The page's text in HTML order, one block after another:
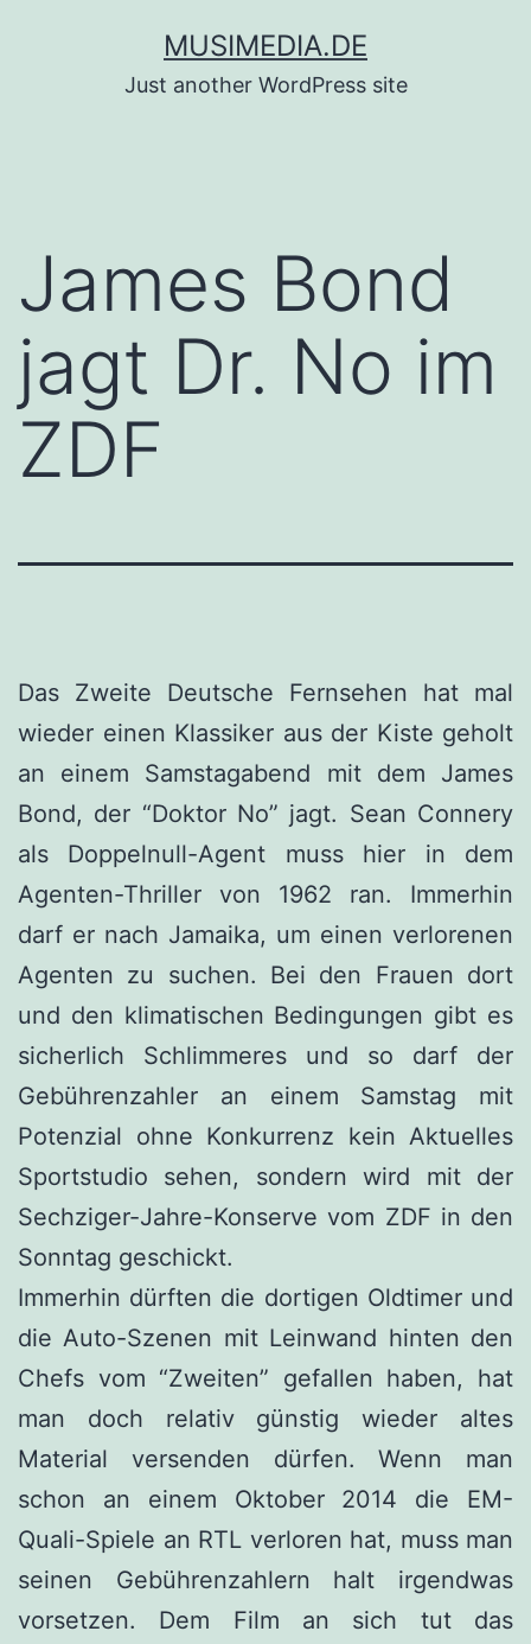
MUSIMEDIA.DE
Just another WordPress site
James Bond
jagt Dr. No im
ZDF
Das Zweite Deutsche Fernsehen hat mal
wieder einen Klassiker aus der Kiste geholt
an einem Samstagabend mit dem James
Bond, der “Doktor No” jagt. Sean Connery
als Doppelnull-Agent muss hier in dem
Agenten-Thriller von 1962 ran. Immerhin
darf er nach Jamaika, um einen verlorenen
Agenten zu suchen. Bei den Frauen dort
und den klimatischen Bedingungen gibt es
sicherlich Schlimmeres und so darf der
Gebührenzahler an einem Samstag mit
Potenzial ohne Konkurrenz kein Aktuelles
Sportstudio sehen, sondern wird mit der
Sechziger-Jahre-Konserve vom ZDF in den
Sonntag geschickt.
Immerhin dürften die dortigen Oldtimer und
die Auto-Szenen mit Leinwand hinten den
Chefs vom “Zweiten” gefallen haben, hat
man doch relativ günstig wieder altes
Material versenden dürfen. Wenn man
schon an einem Oktober 2014 die EM-
Quali-Spiele an RTL verloren hat, muss man
seinen Gebührenzahlern halt irgendwas
vorsetzen. Dem Film an sich tut das